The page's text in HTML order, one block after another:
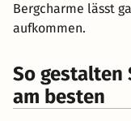
Bergcharme lässt
aufkommen.
So gestalten
am besten